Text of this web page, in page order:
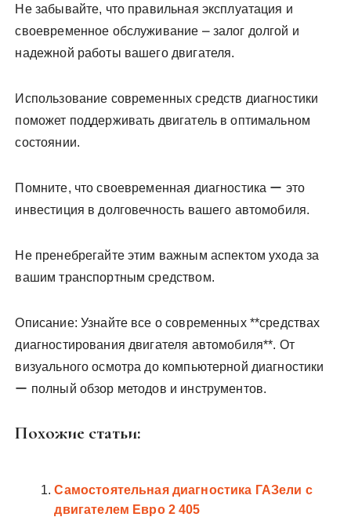
Не забывайте, что правильная эксплуатация и
своевременное обслуживание ⎼ залог долгой и
надежной работы вашего двигателя.
Использование современных средств диагностики
поможет поддерживать двигатель в оптимальном
состоянии.
Помните, что своевременная диагностика ー это
инвестиция в долговечность вашего автомобиля.
Не пренебрегайте этим важным аспектом ухода за
вашим транспортным средством.
Описание: Узнайте все о современных **средствах
диагностирования двигателя автомобиля**. От
визуального осмотра до компьютерной диагностики
ー полный обзор методов и инструментов.
Похожие статьи:
Самостоятельная диагностика ГАЗели с
двигателем Евро 2 405